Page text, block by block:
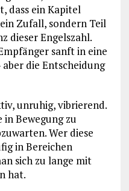
dass ein Kapitel
Zufall, sondern Teil
dieser Engelszahl.
sanft in eine
die Entscheidung
unruhig, vibrierend.
Bewegung zu
Wer diese
in Bereichen
sich zu lange mit
hat.